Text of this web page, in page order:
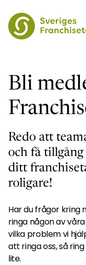
Bli
Redo att
och få
ditt
roligare!
Har du frågor kring
ringa någon av
vilka problem vi
att ringa oss, så
lite.